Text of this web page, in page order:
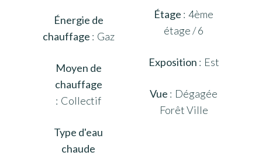
Énergie de
chauffage
Gaz
Moyen de
chauffage
Collectif
Type d'eau
chaude
Étage 4ème
étage / 6
Exposition Est
Vue
Dégagée
Forêt Ville